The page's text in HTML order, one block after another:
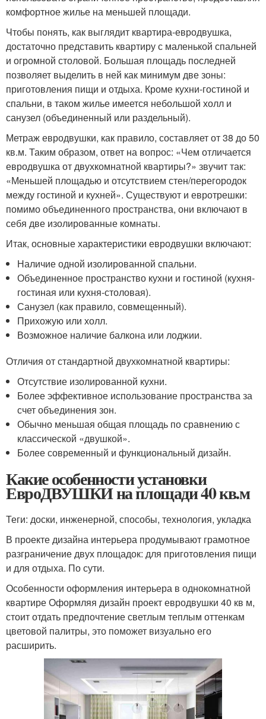
комфортное жилье на меньшей площади.
Чтобы понять, как выглядит квартира-евродвушка,
достаточно представить квартиру с маленькой спальней
и огромной столовой. Большая площадь последней
позволяет выделить в ней как минимум две зоны:
приготовления пищи и отдыха. Кроме кухни-гостиной и
спальни, в таком жилье имеется небольшой холл и
санузел (объединенный или раздельный).
Метраж евродвушки, как правило, составляет от 38 до 50
кв.м. Таким образом, ответ на вопрос: «Чем отличается
евродвушка от двухкомнатной квартиры?» звучит так:
«Меньшей площадью и отсутствием стен/перегородок
между гостиной и кухней». Существуют и евротрешки:
помимо объединенного пространства, они включают в
себя две изолированные комнаты.
Итак, основные характеристики евродвушки включают:
Наличие одной изолированной спальни.
Объединенное пространство кухни и гостиной (кухня-
гостиная или кухня-столовая).
Санузел (как правило, совмещенный).
Прихожую или холл.
Возможное наличие балкона или лоджии.
Отличия от стандартной двухкомнатной квартиры:
Отсутствие изолированной кухни.
Более эффективное использование пространства за
счет объединения зон.
Обычно меньшая общая площадь по сравнению с
классической «двушкой».
Более современный и функциональный дизайн.
Какие особенности установки
ЕвроДВУШКИ на площади 40 кв.м
Теги: доски, инженерной, способы, технология, укладка
В проекте дизайна интерьера продумывают грамотное
разграничение двух площадок: для приготовления пищи
и для отдыха. По сути.
Особенности оформления интерьера в однокомнатной
квартире Оформляя дизайн проект евродвушки 40 кв м,
стоит отдать предпочтение светлым теплым оттенкам
цветовой палитры, это поможет визуально его
расширить.